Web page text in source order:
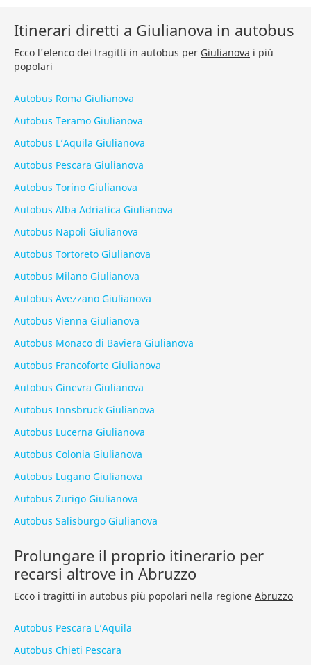
Itinerari diretti a Giulianova in autobus
Ecco l'elenco dei tragitti in autobus per Giulianova i più
popolari
Autobus Roma Giulianova
Autobus Teramo Giulianova
Autobus L’Aquila Giulianova
Autobus Pescara Giulianova
Autobus Torino Giulianova
Autobus Alba Adriatica Giulianova
Autobus Napoli Giulianova
Autobus Tortoreto Giulianova
Autobus Milano Giulianova
Autobus Avezzano Giulianova
Autobus Vienna Giulianova
Autobus Monaco di Baviera Giulianova
Autobus Francoforte Giulianova
Autobus Ginevra Giulianova
Autobus Innsbruck Giulianova
Autobus Lucerna Giulianova
Autobus Colonia Giulianova
Autobus Lugano Giulianova
Autobus Zurigo Giulianova
Autobus Salisburgo Giulianova
Prolungare il proprio itinerario per
recarsi altrove in Abruzzo
Ecco i tragitti in autobus più popolari nella regione Abruzzo
Autobus Pescara L’Aquila
Autobus Chieti Pescara